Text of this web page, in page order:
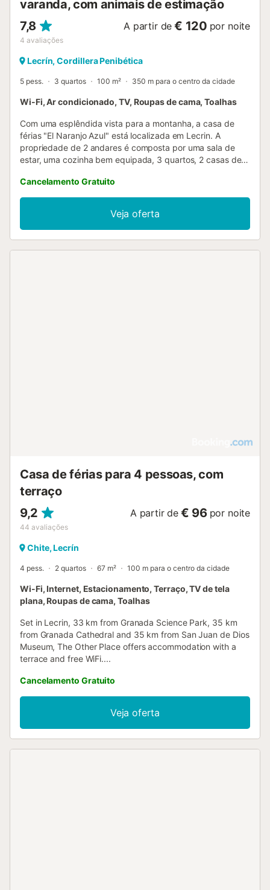
varanda, com animais de estimação
7,8
4 avaliações
A partir de € 120 por noite
Lecrín, Cordillera Penibética
5 pess. 3 quartos 100 m² 350 m para o centro da cidade
Wi-Fi, Ar condicionado, TV, Roupas de cama, Toalhas
Com uma esplêndida vista para a montanha, a casa de
férias "El Naranjo Azul" está localizada em Lecrin. A
propriedade de 2 andares é composta por uma sala de
estar, uma cozinha bem equipada, 3 quartos, 2 casas de
comodidades do local incluem Wi-Fi de alta velocidade
(adequado para chamadas de vídeo), uma televisão, ar
condicionado, uma ventoinha, uma máquina de lavar
roupa, uma máquina de secar roupa e uma máquina de
lavar loiça. Além disso, há uma lareira a lenha no local. Esta
Cancelamento Gratuito
Veja oferta
Casa de férias para 4 pessoas, com
terraço
9,2
44 avaliações
A partir de € 96 por noite
Chite, Lecrín
4 pess. 2 quartos 67 m² 100 m para o centro da cidade
Wi-Fi, Internet, Estacionamento, Terraço, TV de tela
plana, Roupas de cama, Toalhas
Set in Lecrin, 33 km from Granada Science Park, 35 km
from Granada Cathedral and 35 km from San Juan de Dios
Museum, The Other Place offers accommodation with a
terrace and free WiFi....
Cancelamento Gratuito
Veja oferta